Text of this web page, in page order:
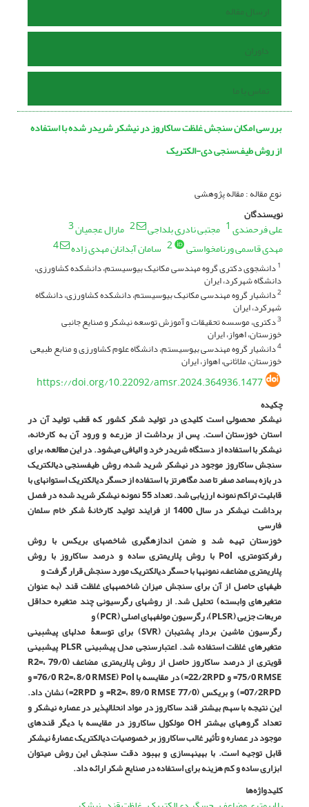
ارسال مقاله
داوران
تماس با ما
بررسی امکان سنجش غلظت ساکاروز در نیشکر شریدر شده با استفاده
از روش طیف‌سنجی دی-الکتریک
نوع مقاله : مقاله پژوهشی
نویسندگان
علی فرحمندی1 مجتبی نادری بلداجی 2 مارال عجمیان3
مهدی قاسمی ورنامخواستی
2 سامان آبدانان مهدی زاده 4
1دانشجوی دکتری گروه مهندسی مکانیک بیوسیستم، دانشکده کشاورزی،
دانشگاه شهرکرد، ایران
2دانشیار گروه مهندسی مکانیک بیوسیستم، دانشکده کشاورزی، دانشگاه
شهرکرد، ایران
3دکتری، موسسه تحقیقات و آموزش توسعه نیشکر و صنایع جانبی
خوزستان، اهواز، ایران
4دانشیار گروه مهندسی بیوسیستم، دانشگاه علوم کشاورزی و منابع طبیعی
خوزستان، ملاثانی، اهواز، ایران
https://doi.org/10.22092/amsr.2024.364936.1477
چکیده
نیشکر محصولی است کلیدی در تولید شکر کشور که قطب تولید آن در
استان خوزستان است. پس از برداشت از مزرعه و ورود آن به کارخانه،
نیشکر با استفاده از دستگاه شریدر خرد و الیافی می­شود. در این مطالعه، برای
سنجش ساکاروز موجود در نیشکر شرید شده، روش طیف­سنجی دی­الکتریک
در بازه بسامد صفر تا صد مگاهرتز با استفاده از حسگر دی­الکتریک استوانه­ای با
قابلیت تراکم نمونه ارزیابی شد. تعداد 55 نمونه نیشکر شرید شده در فصل
برداشت نیشکر در سال 1400 از فرایند تولید کارخانۀ شکر خام سلمان
فارسی
خوزستان تهیه شد و ضمن اندازه­گیری شاخص­های بریکس با روش
رفرکتومتری، Pol با روش پلاریمتری ساده و درصد ساکاروز با روش
پلاریمتری مضاعف، نمونه­ها با حسگر دی­الکتریک مورد سنجش قرار گرفت و
طیف­های حاصل از آن برای سنجش میزان شاخصه­های غلظت قند (به عنوان
متغیرهای وابسته) تحلیل شد. از روش­های رگرسیونی چند متغیره حداقل
مربعات جزیی (PLSR)، رگرسیون مولفه­های اصلی (PCR) و
رگرسیون ماشین بردار پشتیبان (SVR) برای توسعۀ مدل­های پیش­بینی
متغیرهای غلظت استفاده شد. اعتبارسنجی مدل­ پیش­بینیPLSRپیش­بینی
قوی­تری از درصد ساکاروز حاصل از روش پلاریمتری مضاعف (79/0 R2=،
75/0RMSE= و 22/2RPD= ) در مقایسه باPol
(76/0
R2=، 8/0RMSE=
و
07/2RPD= ) و بریکس (77/0 R2=، 89/0RMSE= و 2 RPD= ) نشان داد.
این نتیجه با سهم بیشتر قند ساکاروز در مواد انحلال­پذیر در عصاره نیشکر و
تعداد گروه­های بیشتر OH مولکول ساکاروز در مقایسه با دیگر قندهای
موجود در عصاره و تأثیر غالب ساکاروز بر خصوصیات دی­الکتریک عصارۀ نیشکر
قابل توجیه است. با بهینه­سازی و بهبود دقت سنجش این روش می­توان
ابزاری ساده و کم هزینه برای استفاده در صنایع شکر ارائه داد.
کلیدواژه‌ها